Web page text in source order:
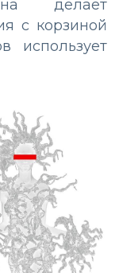
делает
с корзиной
использует